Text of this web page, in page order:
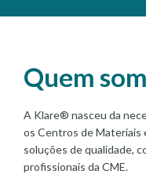
Quem
A Klare® nasceu da
os Centros de Materiais
soluções de qualidade,
profissionais da CME.